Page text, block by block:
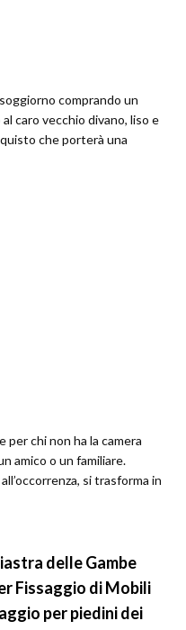
comprando un
caro vecchio divano, liso e
che porterà una
chi non ha la camera
amico o un familiare.
si trasforma in
delle Gambe
Fissaggio di Mobili
per piedini dei